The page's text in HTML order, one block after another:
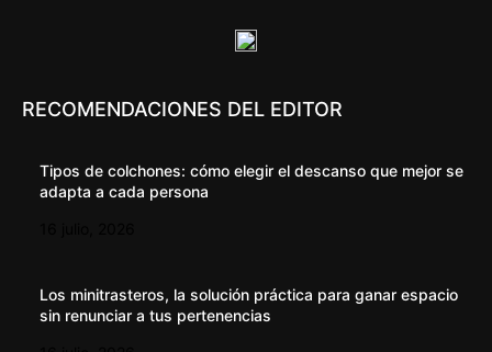
RECOMENDACIONES DEL EDITOR
Tipos de colchones: cómo elegir el descanso que mejor se
adapta a cada persona
Los minitrasteros, la solución práctica para ganar espacio
sin renunciar a tus pertenencias